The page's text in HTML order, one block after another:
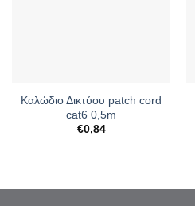
Καλώδιο Δικτύου patch cord
cat6 0,5m
€0,84